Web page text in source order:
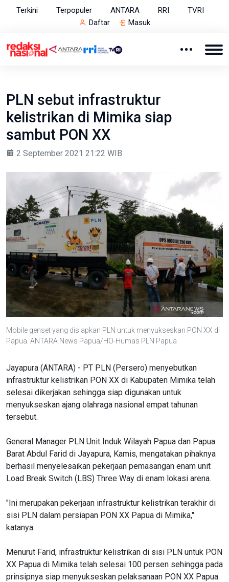
Terkini Terpopuler ANTARA RRI
TVRI
Daftar
Masuk
PLN sebut infrastruktur
kelistrikan di Mimika siap
sambut PON XX
2 September 2021 21:22 WIB
Mobile genset yang disiapkan PLN untuk menyukseskan PON XX di
Papua. ANTARA News Papua/HO-Humas PLN Papua
Jayapura (ANTARA) - PT PLN (Persero) menyebutkan
infrastruktur kelistrikan PON XX di Kabupaten Mimika telah
selesai dikerjakan sehingga siap digunakan untuk
menyukseskan ajang olahraga nasional empat tahunan
tersebut.
General Manager PLN Unit Induk Wilayah Papua dan Papua
Barat Abdul Farid di Jayapura, Kamis, mengatakan pihaknya
berhasil menyelesaikan pekerjaan pemasangan enam unit
Load Break Switch (LBS) Three Way di enam lokasi arena.
"Ini merupakan pekerjaan infrastruktur kelistrikan terakhir di
sisi PLN dalam persiapan PON XX Papua di Mimika,"
katanya.
Menurut Farid, infrastruktur kelistrikan di sisi PLN untuk PON
XX Papua di Mimika telah selesai 100 persen sehingga pada
prinsipnya siap menyukseskan pelaksanaan PON XX Papua.